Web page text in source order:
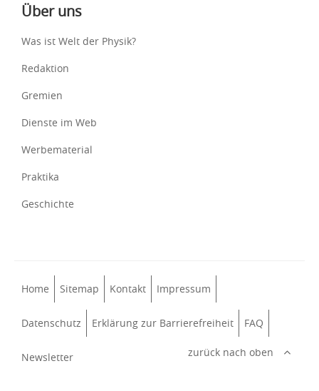
Über uns
Was ist Welt der Physik?
Redaktion
Gremien
Dienste im Web
Werbematerial
Praktika
Geschichte
Home Sitemap Kontakt Impressum
Datenschutz Erklärung zur Barrierefreiheit FAQ
Newsletter zurück nach oben